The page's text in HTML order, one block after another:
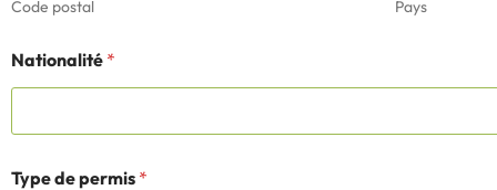
Code postal Pays
Nationalité *
Type de permis *